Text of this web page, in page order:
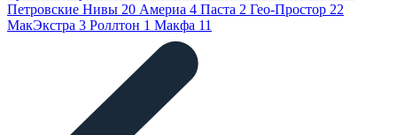
Петровские Нивы 20 Америа 4 Паста 2 Гео-Простор 22
МакЭкстра 3 Роллтон 1 Макфа 11